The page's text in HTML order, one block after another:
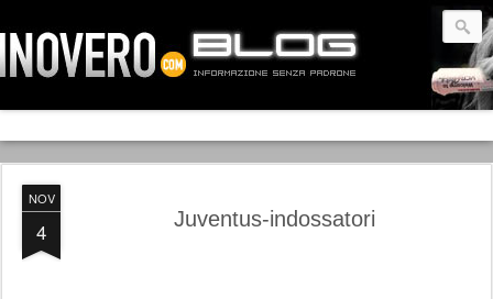
NOV
4 Juventus-indossatori